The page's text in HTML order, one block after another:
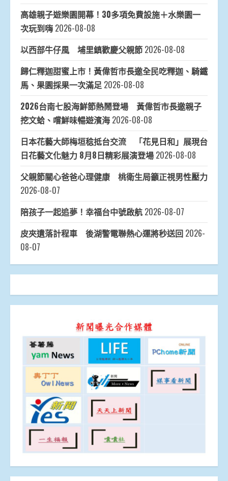
高雄親子遊樂園開幕！30多項免費設施＋水樂園一
次玩到嗨 2026-08-08
以西部牛仔風 埔里鎮歡慶父親節 2026-08-08
歸仁釋迦甜蜜上市！黃偉哲市長邀全民吃釋迦、騎鐵
馬、果園採果一次滿足 2026-08-08
2026台南七股海鮮節熱鬧登場 黃偉哲市長邀親子
挖文蛤、嚐鮮味暢遊濱海 2026-08-08
日本花藝大師梅垣稔抵台交流 「花見日和」展現台
日花藝文化魅力 8月8日精彩展演登場 2026-08-08
父親節關心爸爸心理健康 桃衛生局籲正視男性壓力
2026-08-07
陪孩子一起追夢！幸福台中號啟航 2026-08-07
皮夾遺落計程車 後湖警電聯熱心運將秒送回 2026-
08-07